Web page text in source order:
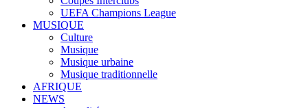
UEFA Champions League
MUSIQUE
Culture
Musique
Musique urbaine
Musique traditionnelle
AFRIQUE
NEWS